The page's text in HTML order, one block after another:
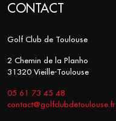
CONTACT
Golf Club de Toulouse
2 Chemin de la Planho
31320 Vieille-Toulouse
05 61 73 45 48
contact@golfclubdetoulouse.fr